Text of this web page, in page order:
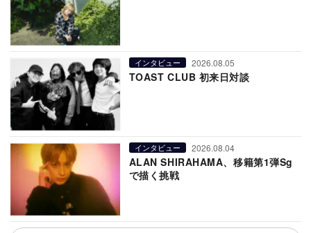
インタビュー 2026.08.05
TOAST CLUB 初来日対談
インタビュー 2026.08.04
ALAN SHIRAHAMA、移籍第1弾Sg
で描く挑戦